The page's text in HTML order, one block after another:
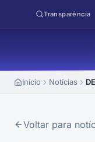
Transparência
Início Notícias
Voltar para